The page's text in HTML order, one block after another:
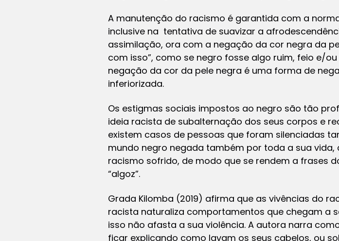
A manutenção do racismo é garantida com a
inclusive na tentativa de suavizar a
assimilação, ora com a negação da cor negra da
com isso”, como se negro fosse algo ruim, feio e/
negação da cor da pele negra é uma forma de
inferiorizada.
Os estigmas sociais impostos ao negro são tão
ideia racista de subalternação dos seus corpos e
existem casos de pessoas que foram silenciadas
mundo negro negada também por toda a sua
racismo sofrido, de modo que se rendem a frases
“algoz”.
Grada Kilomba (2019) afirma que as vivências do
racista naturaliza comportamentos que chegam a
isso não afasta a sua violência. A autora narra
ficar explicando como lavam os seus cabelos, ou